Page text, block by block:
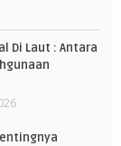
Di Laut : Antara